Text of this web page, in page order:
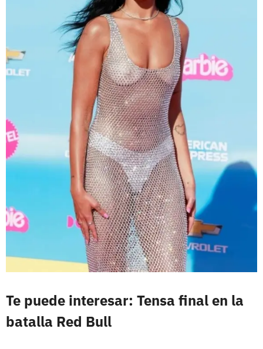
Te puede interesar: Tensa final en la
batalla Red Bull